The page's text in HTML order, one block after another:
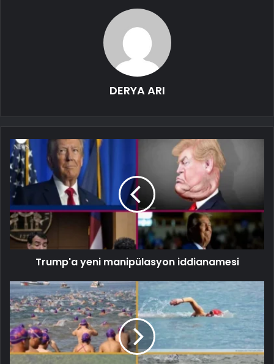
DERYA ARI
Trump'a yeni manipülasyon iddianamesi